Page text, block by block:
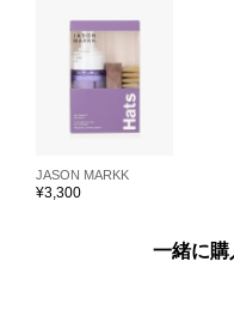
JASON MARKK
¥3,300
一緒に